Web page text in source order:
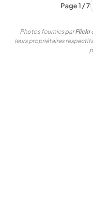
Page 1 / 7
Photos fournies parFlickr
leurs propriétaires